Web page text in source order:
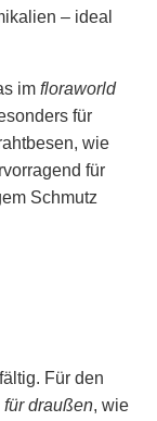
– ideal
im floraworld
für
wie
für
Schmutz
Für den
für draußen, wie